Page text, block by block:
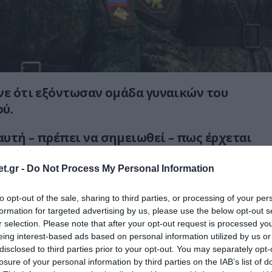
- Do Not Process My Personal Information
opt-out of the sale, sharing to third parties, or processing of your
for targeted advertising by us, please use the below opt-out
selection. Please note that after your opt-out request is processed
interest-based ads based on personal information utilized by us
to third parties prior to your opt-out. You may separately
of your personal information by third parties on the IAB’s list of
ότι εξόντωσαν ομάδα γυναικών του
– πρέπει να σημειωθεί – πως έρχεται
24η ουκρανική Ταξιαρχία ανέλαβε την
αναρτώντας και σχετικό βίντεο, το
από φιλοουκρανικούς λογαριασμούς στα